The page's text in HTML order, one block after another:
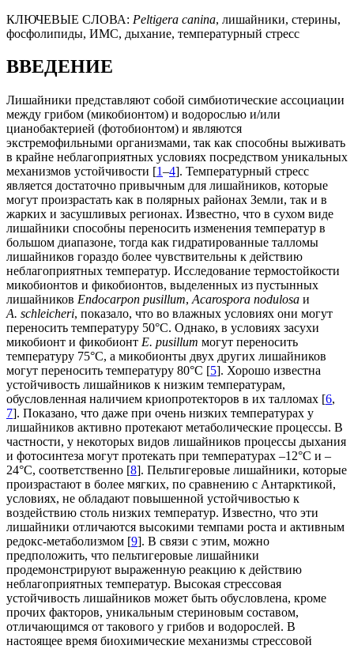
КЛЮЧЕВЫЕ СЛОВА: Peltigera canina, лишайники, стерины,
фосфолипиды, ИМС, дыхание, температурный стресс
ВВЕДЕНИЕ
Лишайники представляют собой симбиотические ассоциации
между грибом (микобионтом) и водорослью и/или
цианобактерией (фотобионтом) и являются
экстремофильными организмами, так как способны выживать
в крайне неблагоприятных условиях посредством уникальных
механизмов устойчивости [1–4]. Температурный стресс
является достаточно привычным для лишайников, которые
могут произрастать как в полярных районах Земли, так и в
жарких и засушливых регионах. Известно, что в сухом виде
лишайники способны переносить изменения температур в
большом диапазоне, тогда как гидратированные талломы
лишайников гораздо более чувствительны к действию
неблагоприятных температур. Исследование термостойкости
микобионтов и фикобионтов, выделенных из пустынных
лишайников Endocarpon pusillum, Acarospora nodulosa и
A. schleicheri, показало, что во влажных условиях они могут
переносить температуру 50°C. Однако, в условиях засухи
микобионт и фикобионт E. pusillum могут переносить
температуру 75°C, а микобионты двух других лишайников
могут переносить температуру 80°C [5]. Хорошо известна
устойчивость лишайников к низким температурам,
обусловленная наличием криопротекторов в их талломах [6,
7]. Показано, что даже при очень низких температурах у
лишайников активно протекают метаболические процессы. В
частности, у некоторых видов лишайников процессы дыхания
и фотосинтеза могут протекать при температурах –12°С и –
24°С, соответственно [8]. Пельтигеровые лишайники, которые
произрастают в более мягких, по сравнению с Антарктикой,
условиях, не обладают повышенной устойчивостью к
воздействию столь низких температур. Известно, что эти
лишайники отличаются высокими темпами роста и активным
редокс-метаболизмом [9]. В связи с этим, можно
предположить, что пельтигеровые лишайники
продемонстрируют выраженную реакцию к действию
неблагоприятных температур. Высокая стрессовая
устойчивость лишайников может быть обусловлена, кроме
прочих факторов, уникальным стериновым составом,
отличающимся от такового у грибов и водорослей. В
настоящее время биохимические механизмы стрессовой